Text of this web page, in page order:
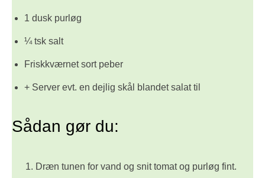
1 dusk purløg
¼ tsk salt
Friskkværnet sort peber
+ Server evt. en dejlig skål blandet salat til
Sådan gør du:
Dræn tunen for vand og snit tomat og purløg fint.